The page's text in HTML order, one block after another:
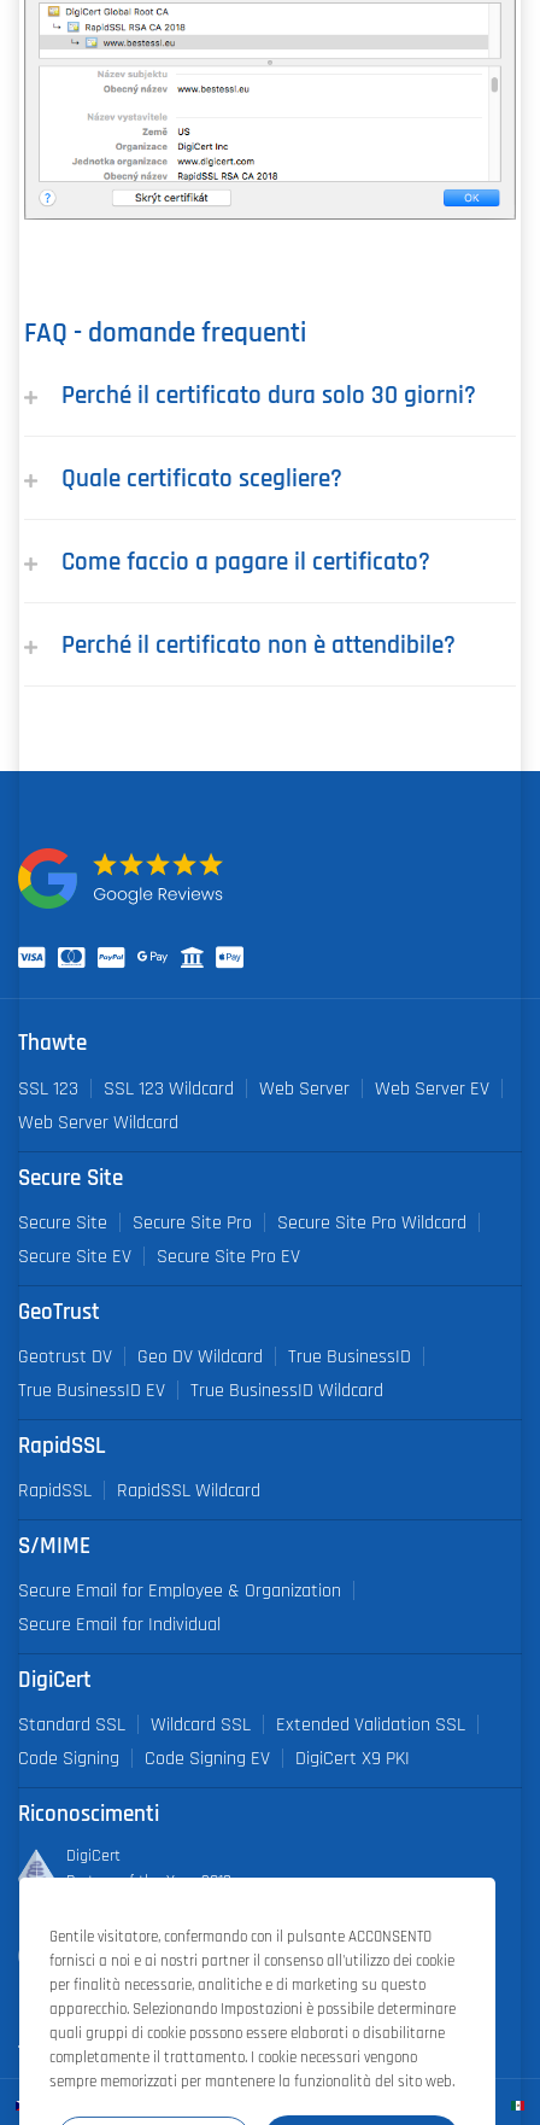
FAQ - domande frequenti
Perché il certificato dura solo 30 giorni?
Quale certificato scegliere?
Come faccio a pagare il certificato?
Perché il certificato non è attendibile?
Thawte
SSL 123 SSL 123 Wildcard Web Server
Web Server EV
Web Server Wildcard
Secure Site
Secure Site Secure Site Pro
Secure Site Pro Wildcard
Secure Site EV
Secure Site Pro EV
GeoTrust
Geotrust DV Geo DV Wildcard
True BusinessID
True BusinessID EV
True BusinessID Wildcard
RapidSSL
RapidSSL RapidSSL Wildcard
S/MIME
Secure Email for Employee & Organization
Secure Email for Individual
DigiCert
Standard SSL Wildcard SSL
Extended Validation SSL
Code Signing
Code Signing EV DigiCert X9 PKI
Riconoscimenti
DigiCert
Partner of the Year 2019
Outstanding Sales Performance Award 2018, 2019, 2020, 2021,
2022
Gentile visitatore, confermando con il pulsante ACCONSENTO
fornisci a noi e ai nostri partner il consenso all'utilizzo dei cookie
per finalità necessarie, analitiche e di marketing su questo
apparecchio. Selezionando Impostazioni è possibile determinare
quali gruppi di cookie possono essere elaborati o disabilitarne
completamente il trattamento. I cookie necessari vengono
sempre memorizzati per mantenere la funzionalità del sito web.